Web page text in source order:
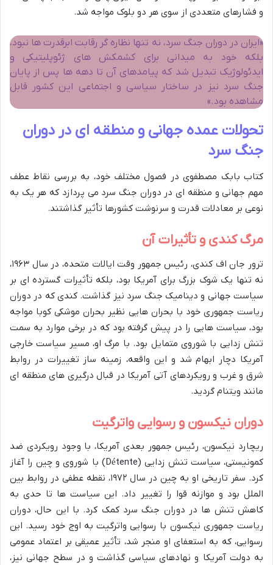
و فشارهای متعددی از سوی هر دو بلوک مواجه شد.
«ایران در دوران جنگ سرد، نه تنها نظاره گر رقابت ابرقدرت ها نبود،
بلکه خود به میدانی برای کشمکش های ژئوپلیتیکی و
ایدئولوژیک تبدیل شد که پیامدهای آن تا دهه ها پس از پایان
جنگ سرد نیز در ساختار سیاسی و اجتماعی این کشور قابل
مشاهده بود.»
تحولات عمده جهانی و منطقه ای در دوران
جنگ سرد
کتاب بابک مصطفوی در فصول مختلف خود، به بررسی نقاط عطف
مهم جهانی و منطقه ای در دوران جنگ سرد می پردازد که هر یک به
نوعی بر معادلات قدرت و سرنوشت کشورها تأثیر گذاشتند.
مرگ کندی و تأثیرات آن
ترور جان اف کندی، رئیس جمهور وقت ایالات متحده، در سال ۱۹۶۳،
نه تنها یک شوک بزرگ برای آمریکا بود، بلکه تأثیرات گسترده ای بر
سیاست جهانی و دینامیک جنگ سرد نیز گذاشت. کندی که در دوران
ریاست جمهوری خود با بحران هایی نظیر بحران موشکی کوبا مواجه
بود، سیاست هایی را در پیش گرفته بود که در برخی موارد به سمت
تنش زدایی با شوروی متمایل بود. با مرگ او، مسیر سیاست خارجی
آمریکا دچار ابهام شد و این واقعه، زمینه ساز تغییرات در روابط
شرق و غرب و رویکردهای آتی آمریکا در قبال درگیری های منطقه ای
مانند ویتنام گردید.
دوران نیکسون و رسوایی واترگیت
ریچارد نیکسون، رئیس جمهور بعدی آمریکا، با وجود رویکردی ضد
کمونیستی، سیاست تنش زدایی (Détente) با شوروی و چین را آغاز
کرد. سفر تاریخی او به چین در سال ۱۹۷۲، نقطه عطفی در روابط بین
الملل بود و موازنه قوا را تغییر داد. این سیاست ها تا حدی به
کاهش تنش ها در دوران جنگ سرد کمک کرد. با این حال، دوران
ریاست جمهوری نیکسون با رسوایی واترگیت به اوج خود رسید. این
رسوایی، که به استعفای او منجر شد، تأثیر عمیقی بر اعتماد عمومی
به دولت آمریکا و نهادهای سیاسی گذاشت و در سطح جهانی نیز،